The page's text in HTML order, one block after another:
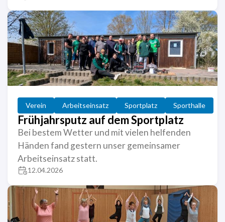
Verein Arbeitseinsatz Sportplatz Sporthalle
Frühjahrsputz auf dem Sportplatz
Bei bestem Wetter und mit vielen helfenden
Händen fand gestern unser gemeinsamer
Arbeitseinsatz statt.
12.04.2026